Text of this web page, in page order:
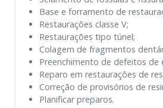
Base e forramento de
Restaurações classe V;
Restaurações tipo túnel;
Colagem de fragmentos
Preenchimento de defeitos de
Reparo em restaurações de
Correção de provisórios de
Planificar preparos.